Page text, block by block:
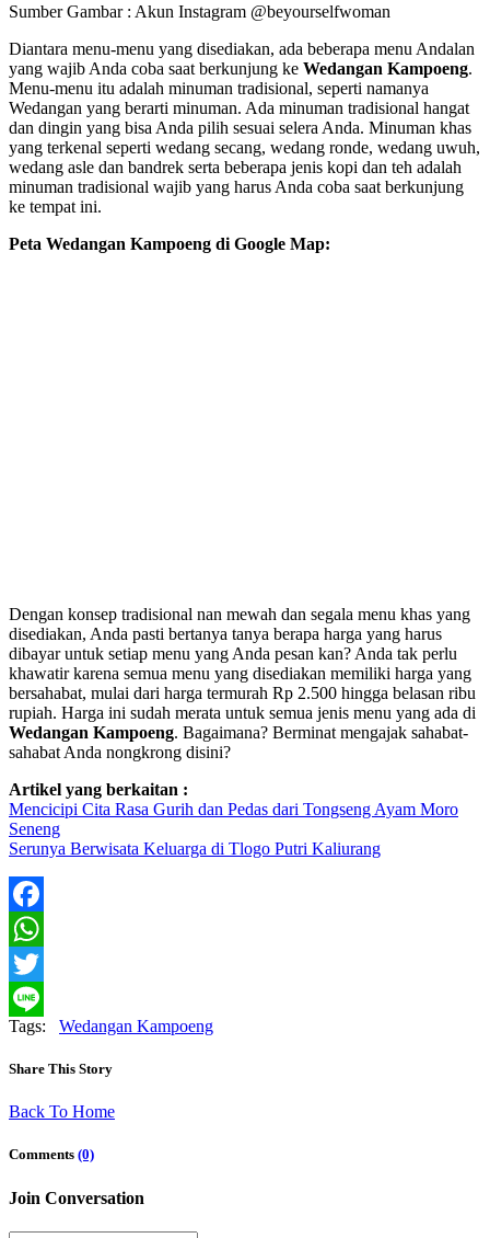
Sumber Gambar : Akun Instagram @beyourselfwoman
Diantara menu-menu yang disediakan, ada beberapa menu Andalan
yang wajib Anda coba saat berkunjung ke Wedangan Kampoeng.
Menu-menu itu adalah minuman tradisional, seperti namanya
Wedangan yang berarti minuman. Ada minuman tradisional hangat
dan dingin yang bisa Anda pilih sesuai selera Anda. Minuman khas
yang terkenal seperti wedang secang, wedang ronde, wedang uwuh,
wedang asle dan bandrek serta beberapa jenis kopi dan teh adalah
minuman tradisional wajib yang harus Anda coba saat berkunjung
ke tempat ini.
Peta Wedangan Kampoeng di Google Map:
Dengan konsep tradisional nan mewah dan segala menu khas yang
disediakan, Anda pasti bertanya tanya berapa harga yang harus
dibayar untuk setiap menu yang Anda pesan kan? Anda tak perlu
khawatir karena semua menu yang disediakan memiliki harga yang
bersahabat, mulai dari harga termurah Rp 2.500 hingga belasan ribu
rupiah. Harga ini sudah merata untuk semua jenis menu yang ada di
Wedangan Kampoeng. Bagaimana? Berminat mengajak sahabat-
sahabat Anda nongkrong disini?
Artikel yang berkaitan :
Mencicipi Cita Rasa Gurih dan Pedas dari Tongseng Ayam Moro
Seneng
Serunya Berwisata Keluarga di Tlogo Putri Kaliurang
Facebook
WhatsApp
Twitter
Line
Tags: Wedangan Kampoeng
Share This Story
Back To Home
Comments (0)
Join Conversation